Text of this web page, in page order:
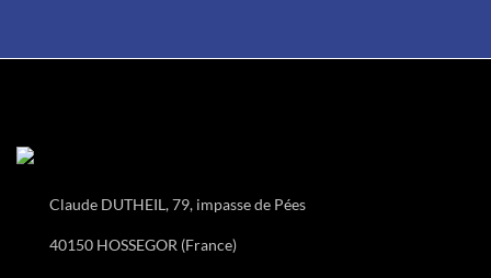
Claude DUTHEIL, 79, impasse de Pées
40150 HOSSEGOR (France)